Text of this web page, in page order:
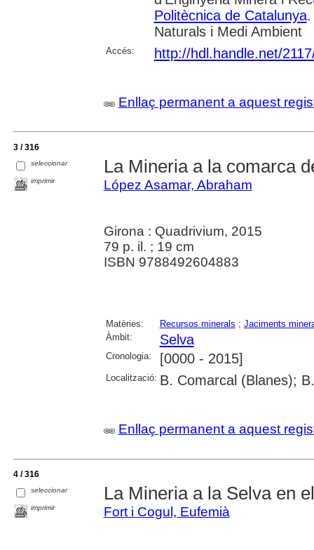
Politècnica de Catalunya.
Naturals i Medi Ambient
Accés: http://hdl.handle.net/
Enllaç permanent a aquest
3 / 316
seleccionar
imprimir
La Mineria a la comarca
López Asamar, Abraham
Girona : Quadrivium, 2015
79 p. il. ; 19 cm
ISBN 9788492604883
Matèries: Recursos minerals ; Jaciments
Àmbit:
Selva
Cronologia: [0000 - 2015]
Localització: B. Comarcal (Blanes);
Enllaç permanent a aquest
4 / 316
seleccionar
imprimir
La Mineria a la Selva en
Fort i Cogul, Eufemià